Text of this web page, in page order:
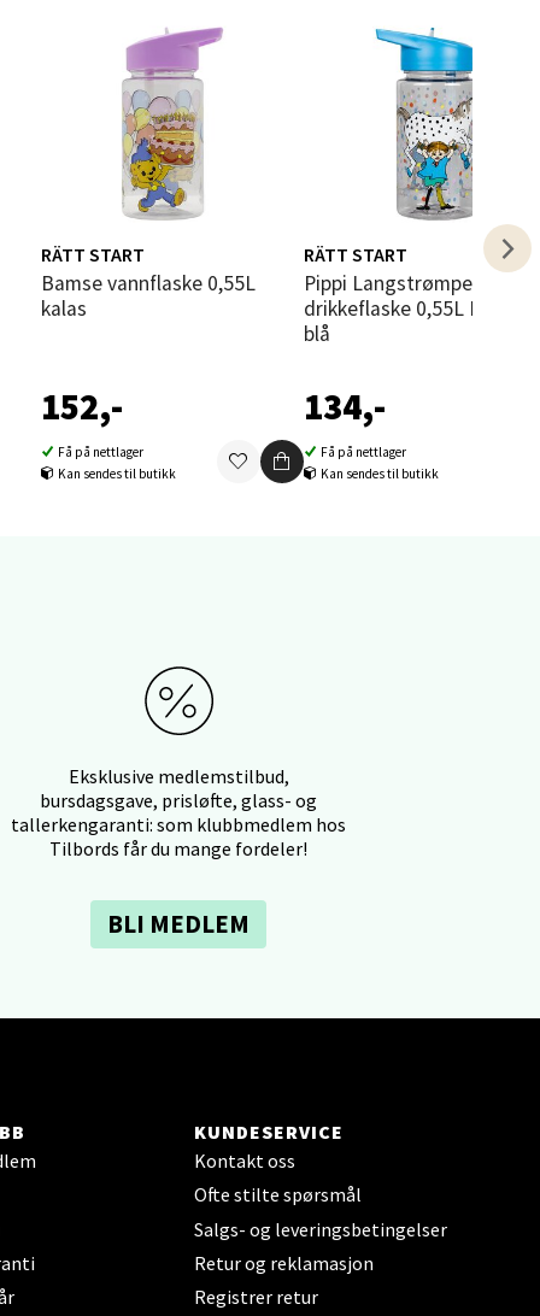
RÄTT START
Bamse vannflaske 0,55L
kalas
152,-
Få på nettlager
Kan sendes til butikk
RÄTT START
Pippi Langstrømpe
drikkeflaske 0,55L
blå
134,-
Få på nettlager
Kan sendes til butikk
Eksklusive medlemstilbud,
bursdagsgave, prisløfte, glass- og
tallerkengaranti: som klubbmedlem hos
Tilbords får du mange fordeler!
BLI MEDLEM
KUNDESERVICE
Kontakt oss
Ofte stilte spørsmål
Salgs- og leveringsbetingelser
Retur og reklamasjon
Registrer retur